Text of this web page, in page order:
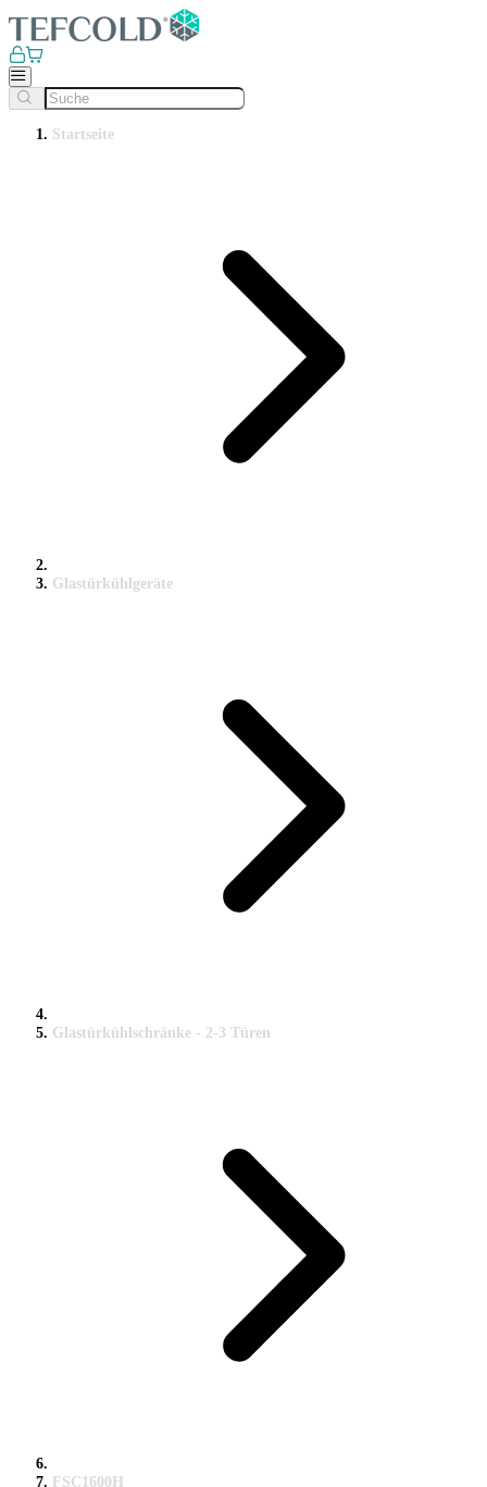
Startseite
Glastürkühlgeräte
Glastürkühlschränke - 2-3 Türen
FSC1600H